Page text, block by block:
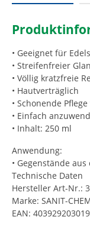
• Geeignet für
• Streifenfreier
• Völlig kratzfreie
• Hautverträglich
• Schonende
• Einfach
• Inhalt: 250 ml
Anwendung:
• Gegenstände
Technische Daten
Hersteller Art-Nr.:
Marke: SANIT-
EAN: